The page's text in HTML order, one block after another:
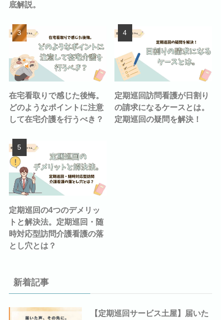
底解説。
在宅看取りで感じた後悔。
どのようなポイントに注意
して在宅介護を行うべき？
定期巡回訪問看護が日割り
の請求になるケースとは。
定期巡回の疑問を解決！
定期巡回の4つのデメリッ
トと解決法。定期巡回・随
時対応型訪問介護看護の落
とし穴とは？
新着記事
【定期巡回サービス土屋】届いた